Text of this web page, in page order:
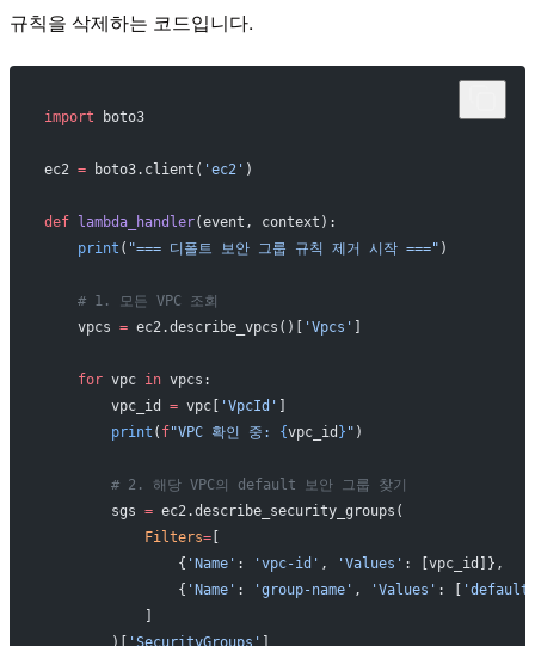
규칙을 삭제하는 코드입니다.
import boto3
ec2 = boto3.client( 'ec2' )
def lambda_handler(event, context):
    print
( "=== 디폴트 보안 그룹 규칙 제거 시작 ===" )
    # 1. 모든 VPC 조회
    vpcs
= ec2.describe_vpcs()[ 'Vpcs'
    for
vpc in vpcs:
        vpc_id
= vpc[ 'VpcId'
        print
( f"VPC 확인 중: {vpc_id } " )
        # 2. 해당 VPC의 default 보안 그룹 찾기
        sgs
= ec2.describe_security_groups(
            Filters
=[
                {
'Name' : 'vpc-id' , 'Values' : [vpc_id]},
                {
'Name' : 'group-name' , 'Values' : [
        )[
'SecurityGroups'